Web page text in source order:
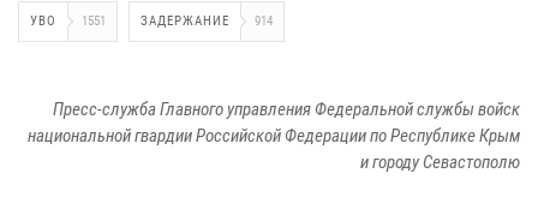
УВО 1551 ЗАДЕРЖАНИЕ 914
Пресс-служба Главного управления Федеральной службы войск
национальной гвардии Российской Федерации по Республике Крым
и городу Севастополю